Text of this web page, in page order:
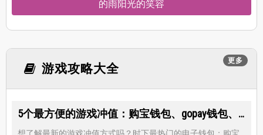
的雨阳光的笑容
更多
游戏攻略大全
5个最方便的游戏冲值：购宝钱包、gopay钱包、K豆钱包、NO钱包、C币钱包